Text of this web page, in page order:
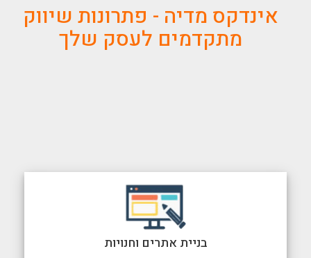
אינדקס מדיה - פתרונות שיווק
מתקדמים לעסק שלך
בניית אתרים וחנויות